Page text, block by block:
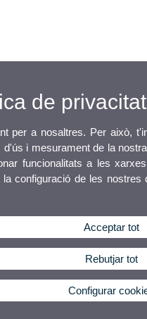
de privacitat
per a nosaltres. Per això,
i mesurament de la
funcionalitats a les
configuració de les
Acceptar tot
Rebutjar tot
Configurar